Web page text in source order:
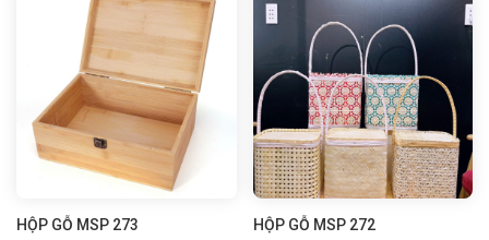
HỘP GỖ MSP 273 HỘP GỖ MSP 272